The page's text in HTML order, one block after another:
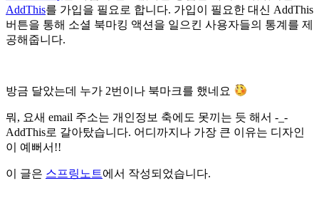
AddThis를 가입을 필요로 합니다. 가입이 필요한 대신 AddThis
버튼을 통해 소셜 북마킹 액션을 일으킨 사용자들의 통계를 제
공해줍니다.
방금 달았는데 누가 2번이나 북마크를 했네요
뭐, 요새 email 주소는 개인정보 축에도 못끼는 듯 해서 -_-
AddThis로 갈아탔습니다. 어디까지나 가장 큰 이유는 디자인
이 예뻐서!!
이 글은 스프링노트에서 작성되었습니다.